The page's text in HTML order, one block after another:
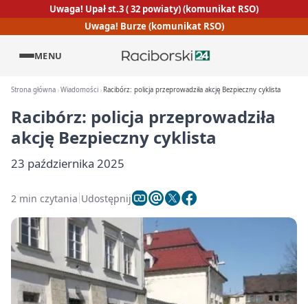
Uwaga! Upał st.3 ( 32 powiaty) (komunikat RSO)
Uwaga! Burze (komunikat RSO)
MENU
Strona główna Wiadomości Racibórz: policja przeprowadziła akcję Bezpieczny cyklista
Racibórz: policja przeprowadziła
akcję Bezpieczny cyklista
23 października 2025
2 min czytania Udostępnij